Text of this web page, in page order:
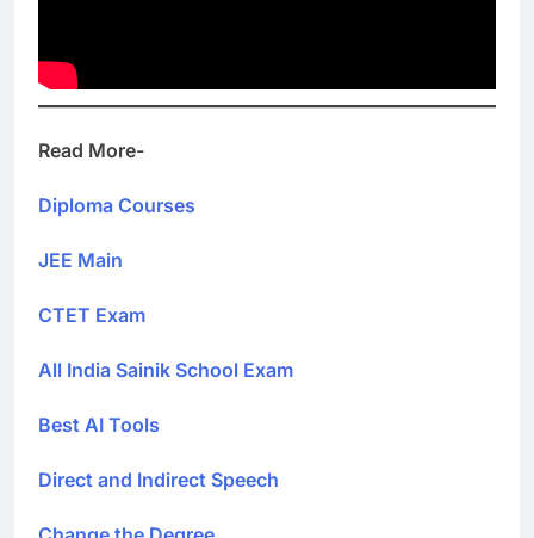
Read More-
Diploma Courses
JEE Main
CTET Exam
All India Sainik School Exam
Best AI Tools
Direct and Indirect Speech